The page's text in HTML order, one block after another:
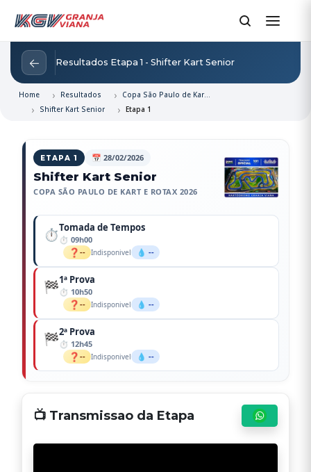
← Resultados Etapa 1 - Shifter Kart Senior
Home Resultados
Copa São Paulo de Kart e Rotax 2026
Shifter Kart Senior
Etapa 1
ETAPA 1 📅 28/02/2026
Shifter Kart Senior
COPA SÃO PAULO DE KART E ROTAX 2026
⏱️Tomada de Tempos
09h00
❓ -- Indisponivel 💧 --
🏁1ª Prova
10h50
❓ -- Indisponivel 💧 --
🏁2ª Prova
12h45
❓ -- Indisponivel 💧 --
📺 Transmissao da Etapa